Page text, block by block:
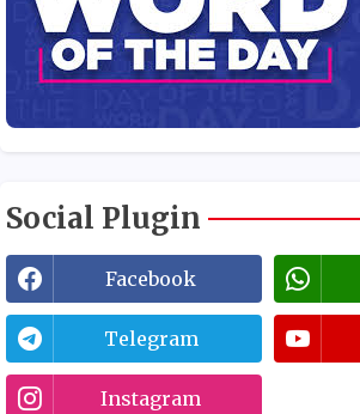
Social Plugin
Facebook
Telegram
Instagram